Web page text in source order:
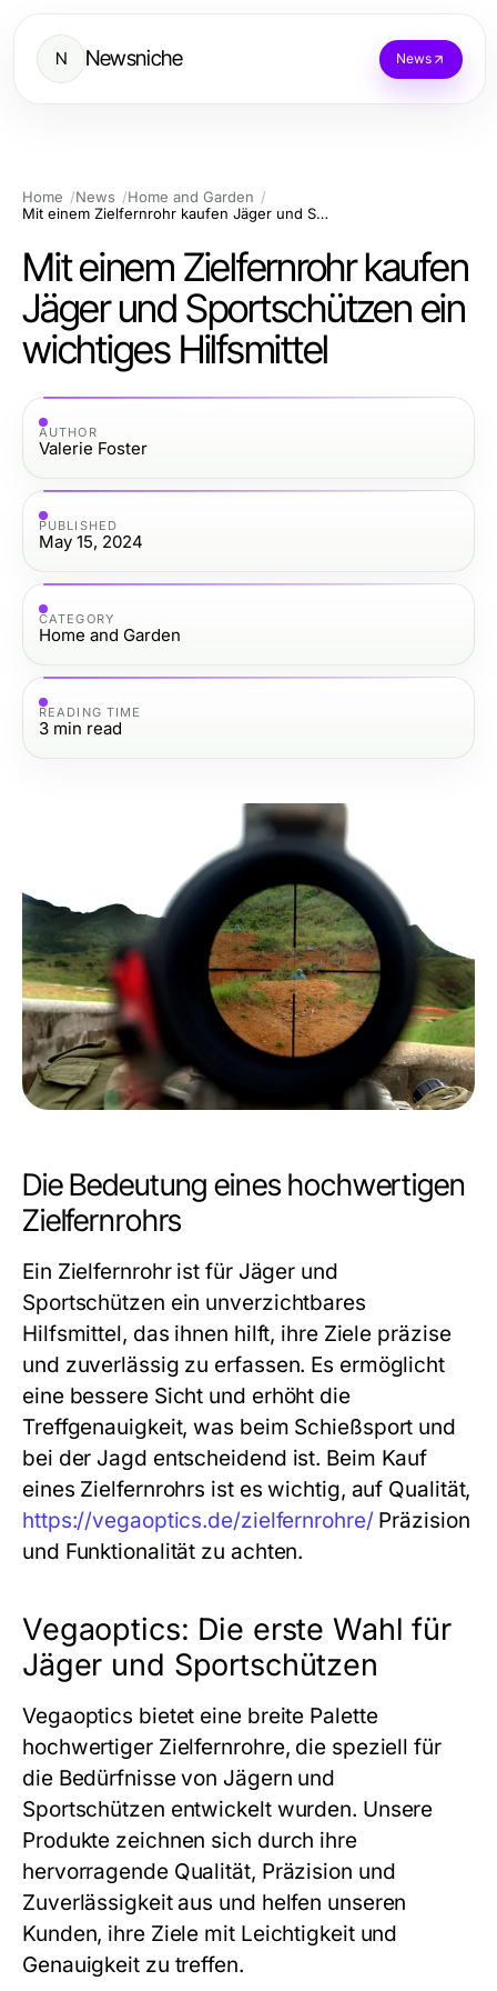
N Newsniche News
Home News
Home and Garden
Mit einem Zielfernrohr kaufen Jäger und Sportschützen ein wichtiges Hilfsmittel
Mit einem Zielfernrohr kaufen
Jäger und Sportschützen ein
wichtiges Hilfsmittel
AUTHOR
Valerie Foster
PUBLISHED
May 15, 2024
CATEGORY
Home and Garden
READING TIME
3 min read
Die Bedeutung eines hochwertigen
Zielfernrohrs
Ein Zielfernrohr ist für Jäger und
Sportschützen ein unverzichtbares
Hilfsmittel, das ihnen hilft, ihre Ziele präzise
und zuverlässig zu erfassen. Es ermöglicht
eine bessere Sicht und erhöht die
Treffgenauigkeit, was beim Schießsport und
bei der Jagd entscheidend ist. Beim Kauf
eines Zielfernrohrs ist es wichtig, auf Qualität,
https://vegaoptics.de/zielfernrohre/Präzision
und Funktionalität zu achten.
Vegaoptics: Die erste Wahl für
Jäger und Sportschützen
Vegaoptics bietet eine breite Palette
hochwertiger Zielfernrohre, die speziell für
die Bedürfnisse von Jägern und
Sportschützen entwickelt wurden. Unsere
Produkte zeichnen sich durch ihre
hervorragende Qualität, Präzision und
Zuverlässigkeit aus und helfen unseren
Kunden, ihre Ziele mit Leichtigkeit und
Genauigkeit zu treffen.